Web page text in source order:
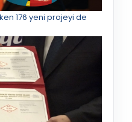
176 yeni projeyi de